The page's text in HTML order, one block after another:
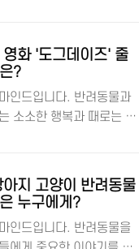
'스타벅스 더북한강R
다. 여기서 반려동물과 함
즈의 강력한 AI와 카메라
는데요, 펫 맞춤형 놀이공
민이신 분들이라면 꼭 주
와 반려동물을 사랑하는
욱 인스타그램 🐕‍🦺 시바견
하는 입질 폭군?! '개훌
바견 레오가 가족들, 특히
화를 위협하고, 심지어 아
하게 만들었어요. 😱 🚨
격적인 진단 강형욱 훈련
동을 직접 확인한 후, "레
화 '도그데이즈' 줄
?
인드입니다. 반려동물과
소소한 행복과 때로는 예
르로 CJ ENM에서 배급
타임은 120분으로, 12세
받았습니다. 이번 포스팅
'의 출연진과 줄거리에 대
지 고양이 반려동물
누구에게?
인드입니다. 반려동물을